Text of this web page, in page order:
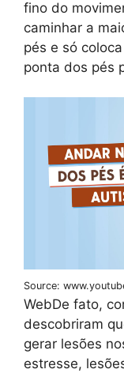
fino do
caminhar a
pés e só
ponta dos pés
Source:
WebDe fato,
descobriram
gerar lesões
estresse,